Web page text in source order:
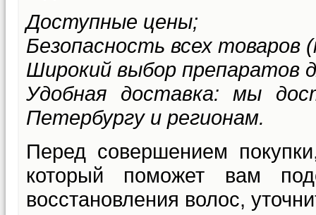
Доступные цены;
Безопасность всех товаров
Широкий выбор препаратов
Удобная доставка: мы
Петербургу и регионам.
Перед совершением
который поможет вам
восстановления волос,